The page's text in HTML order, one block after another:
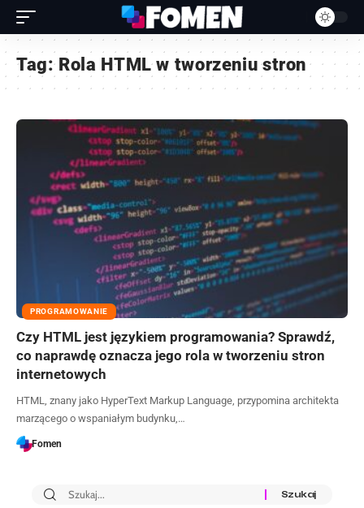
Tag: Rola HTML w tworzeniu stron
PROGRAMOWANIE
Czy HTML jest językiem programowania? Sprawdź,
co naprawdę oznacza jego rola w tworzeniu stron
internetowych
HTML, znany jako HyperText Markup Language, przypomina architekta
marzącego o wspaniałym budynku,…
Fomen